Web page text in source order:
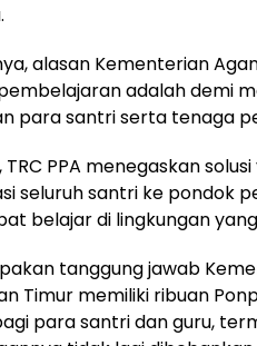
alasan Kementerian
adalah demi
para santri serta tenaga
TRC PPA menegaskan
seluruh santri ke pondok
belajar di lingkungan
tanggung jawab
Timur memiliki ribuan
para santri dan guru,